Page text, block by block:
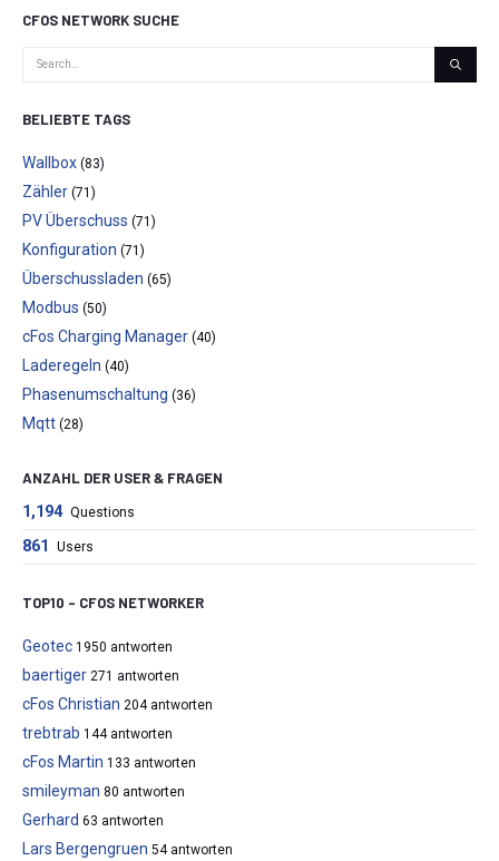
CFOS NETWORK SUCHE
BELIEBTE TAGS
Wallbox (83)
Zähler (71)
PV Überschuss (71)
Konfiguration (71)
Überschussladen (65)
Modbus (50)
cFos Charging Manager (40)
Laderegeln (40)
Phasenumschaltung (36)
Mqtt (28)
ANZAHL DER USER & FRAGEN
1,194 Questions
861 Users
TOP10 – CFOS NETWORKER
Geotec 1950 antworten
baertiger 271 antworten
cFos Christian 204 antworten
trebtrab 144 antworten
cFos Martin 133 antworten
smileyman 80 antworten
Gerhard 63 antworten
Lars Bergengruen 54 antworten